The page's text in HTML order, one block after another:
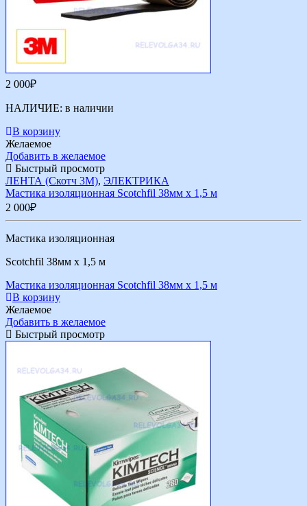
2 000₽
НАЛИЧИЕ: в наличии
В корзину
Желаемое
Добавить в желаемое
Быстрый просмотр
ЛЕНТА (Скотч 3М), ЭЛЕКТРИКА
Мастика изоляционная Scotchfil 38мм х 1,5 м
2 000₽
Мастика изоляционная
Scotchfil 38мм х 1,5 м
Мастика изоляционная Scotchfil 38мм х 1,5 м
В корзину
Желаемое
Добавить в желаемое
Быстрый просмотр